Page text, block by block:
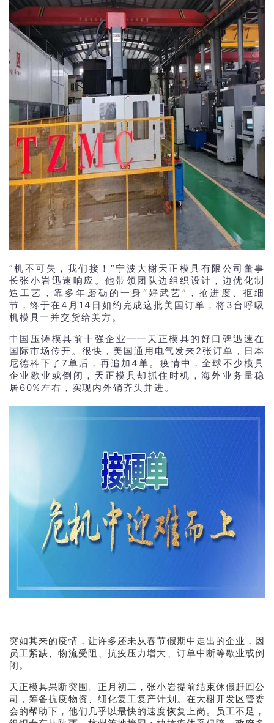
“机不可失，我们接！”宁波大榭天正模具有限公司董事
长张小岩迅速响应。他带领团队边组织设计，边优化制
造工艺，靠多年磨砺的一身“好武艺”，抢进度、抠细
节，终于在4月14日如约完成这批美国订单，将3台呼吸
机模具一并交货给美方。
中国压铸模具前十强企业——天正模具的好口碑迅速在
国际市场传开。很快，美国通用电气发来2张订单，日本
尼德科下了7单后，再追加4单。疫情中，全球不少模具
企业歇业或倒闭，天正模具却抓住时机，海外业务量稳
居60%左右，实现内外销齐头并进。
突如其来的疫情，让许多还未从春节假期中走出的企业，因
员工紧缺、物流受阻、抗疫压力增大、订单中断等歇业或倒
闭。
天正模具果断突围。正月初二，张小岩提前结束休假赶回公
司，筹备抗疫物资、细化复工复产计划。在大榭开发区管委
会的帮助下，他们几乎以最快的速度恢复上岗。员工不足，